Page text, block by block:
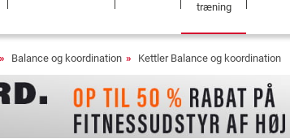
træning
Balance og koordination Kettler Balance og koordination